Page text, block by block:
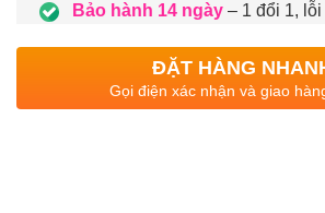
Bảo hành 14 ngày– 1 đổi 1, lỗi
ĐẶT HÀNG
Gọi điện xác nhận và giao